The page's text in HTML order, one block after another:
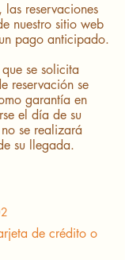
reservaciones
nuestro sitio web
pago anticipado.
se solicita
reservación se
garantía en
el día de su
se realizará
su llegada.
de crédito o